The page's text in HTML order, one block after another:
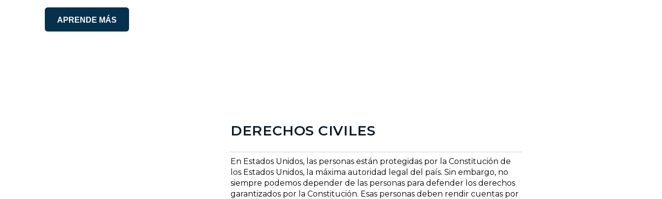
APRENDE MÁS
DERECHOS CIVILES
En Estados Unidos, las personas están protegidas por la Constitución de
los Estados Unidos, la máxima autoridad legal del país. Sin embargo, no
siempre podemos depender de las personas para defender los derechos
garantizados por la Constitución. Esas personas deben rendir cuentas por